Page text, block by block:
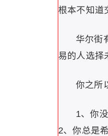
根本不知道
华尔街
易的人选择
你之所
1、你
2、你总是